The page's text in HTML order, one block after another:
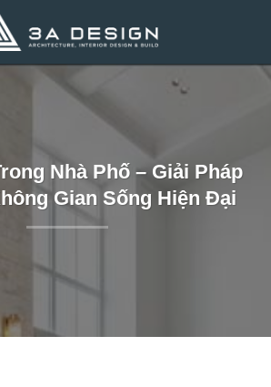
Nhà Phố – Giải Pháp
Gian Sống Hiện Đại